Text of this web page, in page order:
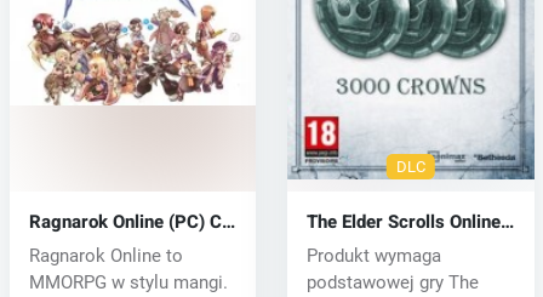
Ragnarok Online (PC) CD
key
Ragnarok Online to
MMORPG w stylu mangi.
DLC
The Elder Scrolls Online
Crown Pack (PC) CD key
Produkt wymaga
podstawowej gry The